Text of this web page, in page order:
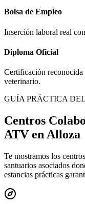
Bolsa de Empleo
Inserción laboral real
Diploma Oficial
Certificación reconocida
veterinario.
GUÍA PRÁCTICA
Centros
ATV en Alloza
Te mostramos los
santuarios asociados
estancias prácticas